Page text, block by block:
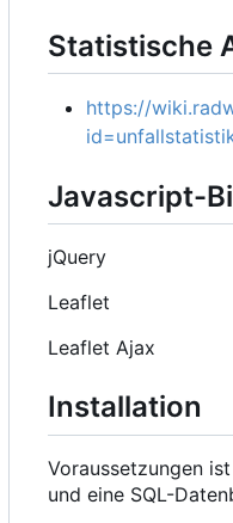
Statistische
https://
Javascript-
jQuery
Leaflet
Leaflet Ajax
Installation
Voraussetzungen
und eine SQL-